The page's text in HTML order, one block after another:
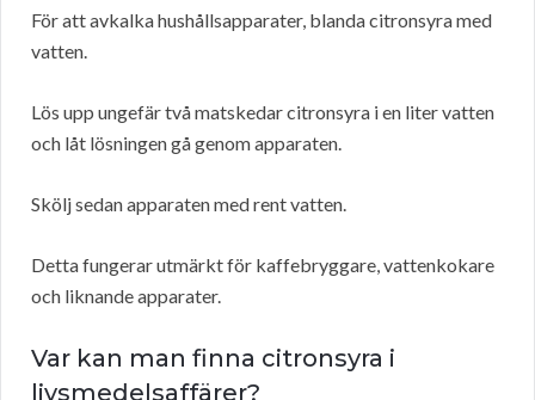
För att avkalka hushållsapparater, blanda citronsyra med
vatten.
Lös upp ungefär två matskedar citronsyra i en liter vatten
och låt lösningen gå genom apparaten.
Skölj sedan apparaten med rent vatten.
Detta fungerar utmärkt för kaffebryggare, vattenkokare
och liknande apparater.
Var kan man finna citronsyra i
livsmedelsaffärer?